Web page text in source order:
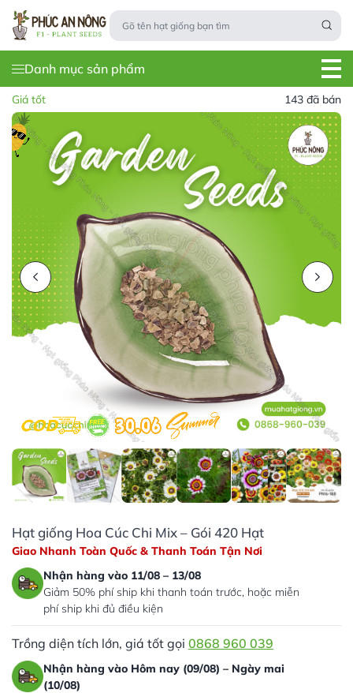
Danh mục sản phẩm
Giá tốt 143 đã bán
Hạt giống Hoa Cúc Chi Mix – Gói 420 Hạt
Giao Nhanh Toàn Quốc & Thanh Toán Tận Nơi
Nhận hàng vào 11/08 – 13/08
Giảm 50% phí ship khi thanh toán trước, hoặc miễn
phí ship khi đủ điều kiện
Trồng diện tích lớn, giá tốt gọi 0868 960 039
Nhận hàng vào Hôm nay (09/08) – Ngày mai
(10/08)